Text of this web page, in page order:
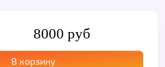
8000 руб
В корзину